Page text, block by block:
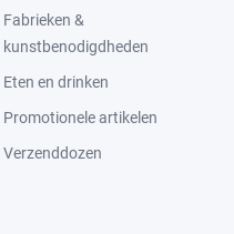
Fabrieken &
kunstbenodigdheden
Eten en drinken
Promotionele artikelen
Verzenddozen